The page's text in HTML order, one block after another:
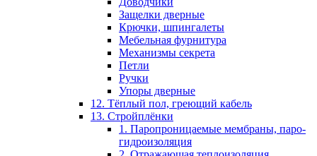
Защелки дверные
Крючки, шпингалеты
Мебельная фурнитура
Механизмы секрета
Петли
Ручки
Упоры дверные
12. Тёплый пол, греющий кабель
13. Стройплёнки
1. Паропроницаемые мембраны, паро-
гидроизоляция